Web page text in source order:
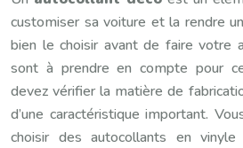
customiser sa voiture et la rendre
bien le choisir avant de faire votre
sont à prendre en compte pour
devez vérifier la matière de
d’une caractéristique important.
choisir des autocollants en vinyle